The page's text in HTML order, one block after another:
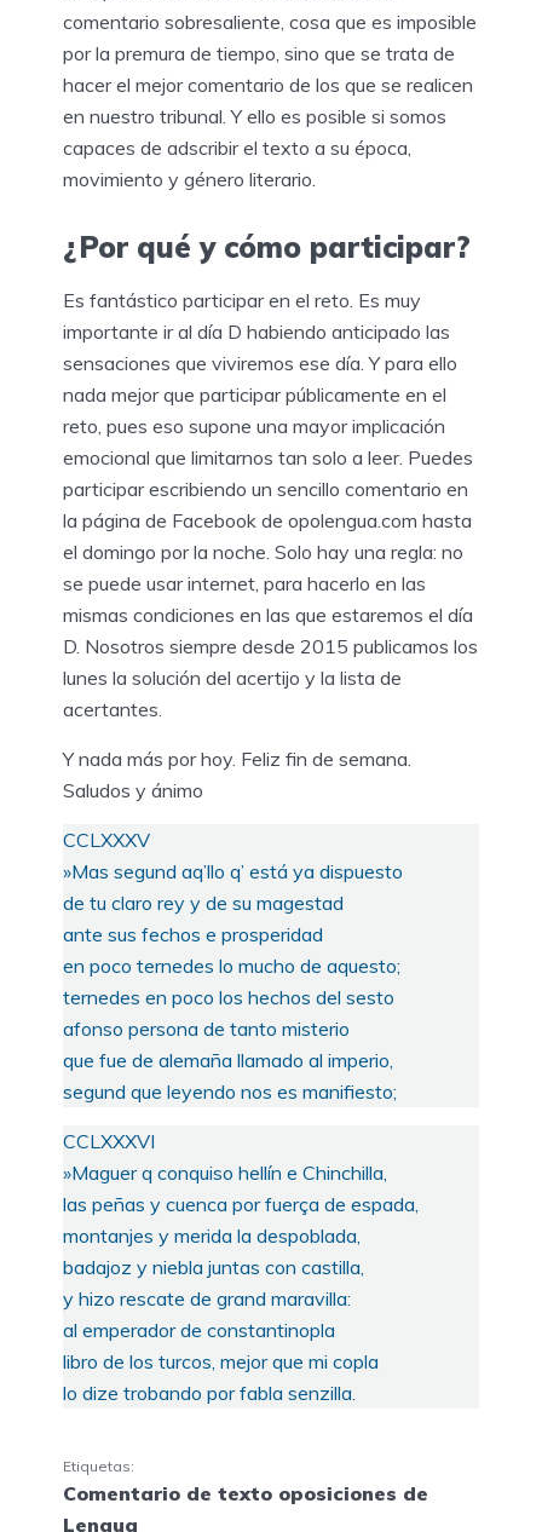
comentario sobresaliente, cosa que es imposible
por la premura de tiempo, sino que se trata de
hacer el mejor comentario de los que se realicen
en nuestro tribunal. Y ello es posible si somos
capaces de adscribir el texto a su época,
movimiento y género literario.
¿Por qué y cómo participar?
Es fantástico participar en el reto. Es muy
importante ir al día D habiendo anticipado las
sensaciones que viviremos ese día. Y para ello
nada mejor que participar públicamente en el
reto, pues eso supone una mayor implicación
emocional que limitarnos tan solo a leer. Puedes
participar escribiendo un sencillo comentario en
la página de Facebook de opolengua.com hasta
el domingo por la noche. Solo hay una regla: no
se puede usar internet, para hacerlo en las
mismas condiciones en las que estaremos el día
D. Nosotros siempre desde 2015 publicamos los
lunes la solución del acertijo y la lista de
acertantes.
Y nada más por hoy. Feliz fin de semana.
Saludos y ánimo
CCLXXXV
»Mas segund aq’llo q’ está ya dispuesto
de tu claro rey y de su magestad
ante sus fechos e prosperidad
en poco ternedes lo mucho de aquesto;
ternedes en poco los hechos del sesto
afonso persona de tanto misterio
que fue de alemaña llamado al imperio,
segund que leyendo nos es manifiesto;
CCLXXXVI
»Maguer q conquiso hellín e Chinchilla,
las peñas y cuenca por fuerça de espada,
montanjes y merida la despoblada,
badajoz y niebla juntas con castilla,
y hizo rescate de grand maravilla:
al emperador de constantinopla
libro de los turcos, mejor que mi copla
lo dize trobando por fabla senzilla.
Etiquetas:
Comentario de texto oposiciones de
Lengua